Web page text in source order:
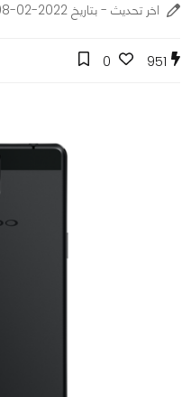
اخر تحديث - بتاريخ 2022-02-08
951
0